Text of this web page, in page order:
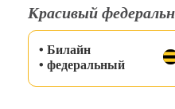
Красивый
• Билайн
• федеральный